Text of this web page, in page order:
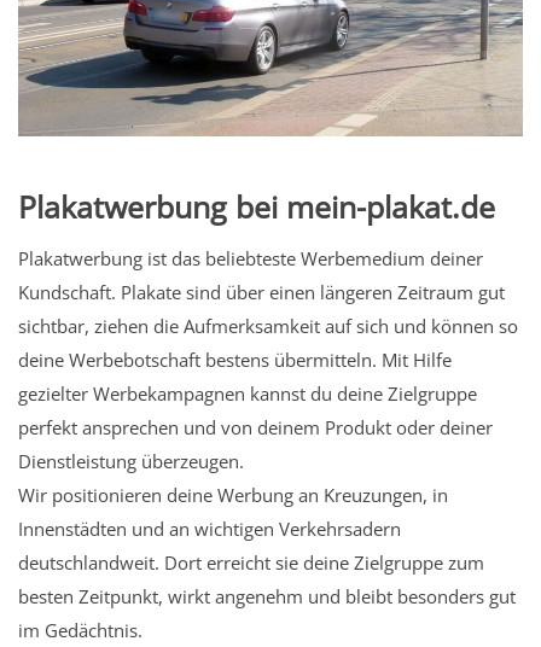
Plakatwerbung bei mein-plakat.de
Plakatwerbung ist das beliebteste Werbemedium deiner
Kundschaft. Plakate sind über einen längeren Zeitraum gut
sichtbar, ziehen die Aufmerksamkeit auf sich und können so
deine Werbebotschaft bestens übermitteln. Mit Hilfe
gezielter Werbekampagnen kannst du deine Zielgruppe
perfekt ansprechen und von deinem Produkt oder deiner
Dienstleistung überzeugen.
Wir positionieren deine Werbung an Kreuzungen, in
Innenstädten und an wichtigen Verkehrsadern
deutschlandweit. Dort erreicht sie deine Zielgruppe zum
besten Zeitpunkt, wirkt angenehm und bleibt besonders gut
im Gedächtnis.